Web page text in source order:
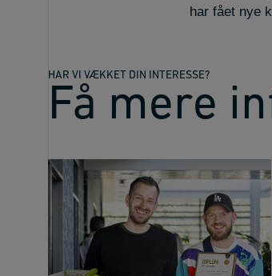
har fået nye
HAR VI VÆKKET DIN INTERESSE?
Få mere